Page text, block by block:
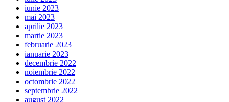
iunie 2023
mai 2023
aprilie 2023
martie 2023
februarie 2023
ianuarie 2023
decembrie 2022
noiembrie 2022
octombrie 2022
septembrie 2022
august 2022